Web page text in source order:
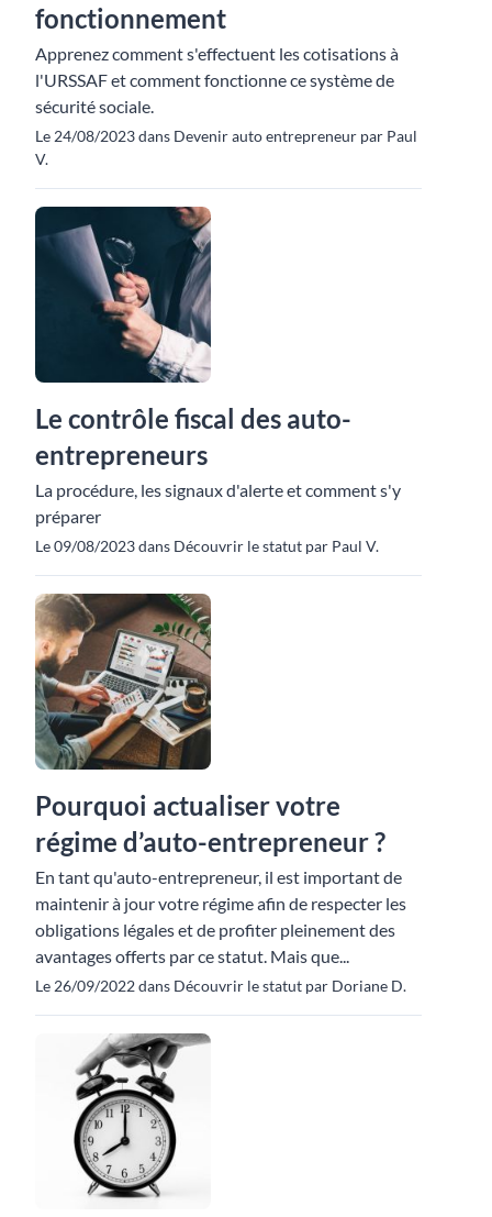
fonctionnement
Apprenez comment s'effectuent les cotisations à
l'URSSAF et comment fonctionne ce système de
sécurité sociale.
Le 24/08/2023 dans Devenir auto entrepreneur par Paul
V.
Le contrôle fiscal des auto-
entrepreneurs
La procédure, les signaux d'alerte et comment s'y
préparer
Le 09/08/2023 dans Découvrir le statut par Paul V.
Pourquoi actualiser votre
régime d’auto-entrepreneur ?
En tant qu'auto-entrepreneur, il est important de
maintenir à jour votre régime afin de respecter les
obligations légales et de profiter pleinement des
avantages offerts par ce statut. Mais que...
Le 26/09/2022 dans Découvrir le statut par Doriane D.